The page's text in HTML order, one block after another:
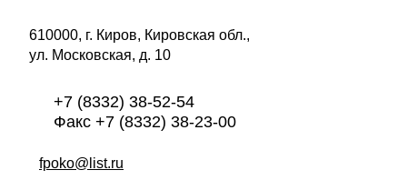
610000, г. Киров, Кировская обл.,
ул. Московская, д. 10
+7 (8332) 38-52-54
Факс +7 (8332) 38-23-00
fpoko@list.ru